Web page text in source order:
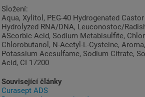
Složení:
Aqua, Xylitol, PEG-40 Hydrogenated
Hydrolyzed RNA/DNA, Leuconostoc/
AScorbic Acid, Sodium Metabisulfite,
Chlorobutanol, N-Acetyl-L-Cysteine,
Potassium Acesulfame, Sodium Citrate,
Acid, CI 17200
Související články
Curasept ADS